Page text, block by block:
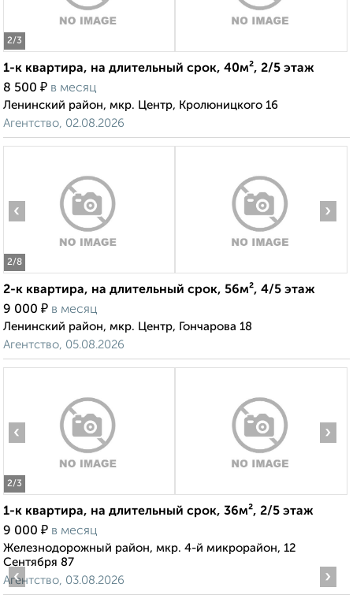
2/3
1-к квартира, на длительный срок, 40м², 2/5 этаж
8 500 ₽ в месяц
Ленинский район, мкр. Центр, Кролюницкого 16
Агентство, 02.08.2026
2/8
‹ ›
2-к квартира, на длительный срок, 56м², 4/5 этаж
9 000 ₽ в месяц
Ленинский район, мкр. Центр, Гончарова 18
Агентство, 05.08.2026
2/3
‹ ›
1-к квартира, на длительный срок, 36м², 2/5 этаж
9 000 ₽ в месяц
Железнодорожный район, мкр. 4-й микрорайон, 12
Сентября 87
Агентство, 03.08.2026
‹ ›